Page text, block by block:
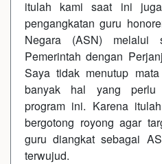
itulah kami saat ini juga
pengangkatan guru
Negara (ASN) melalui
Pemerintah dengan
Saya tidak menutup
banyak hal yang perlu
program ini. Karena
bergotong royong agar
guru diangkat sebagai
terwujud.